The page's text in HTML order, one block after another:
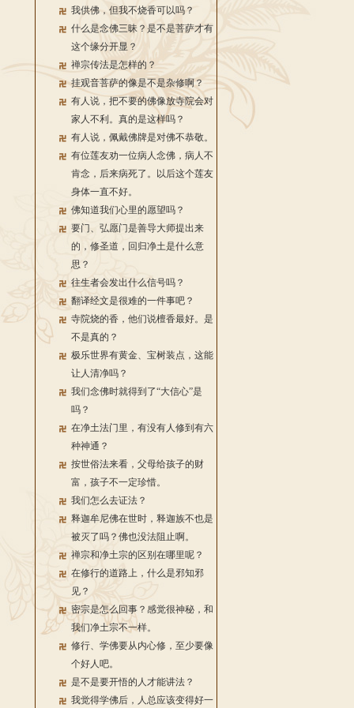
我供佛，但我不烧香可以吗？
什么是念佛三昧？是不是菩萨才有
这个缘分开显？
禅宗传法是怎样的？
挂观音菩萨的像是不是杂修啊？
有人说，把不要的佛像放寺院会对
家人不利。真的是这样吗？
有人说，佩戴佛牌是对佛不恭敬。
有位莲友劝一位病人念佛，病人不
肯念，后来病死了。以后这个莲友
身体一直不好。
佛知道我们心里的愿望吗？
要门、弘愿门是善导大师提出来
的，修圣道，回归净土是什么意
思？
往生者会发出什么信号吗？
翻译经文是很难的一件事吧？
寺院烧的香，他们说檀香最好。是
不是真的？
极乐世界有黄金、宝树装点，这能
让人清净吗？
我们念佛时就得到了“大信心”是
吗？
在净土法门里，有没有人修到有六
种神通？
按世俗法来看，父母给孩子的财
富，孩子不一定珍惜。
我们怎么去证法？
释迦牟尼佛在世时，释迦族不也是
被灭了吗？佛也没法阻止啊。
禅宗和净土宗的区别在哪里呢？
在修行的道路上，什么是邪知邪
见？
密宗是怎么回事？感觉很神秘，和
我们净土宗不一样。
修行、学佛要从内心修，至少要像
个好人吧。
是不是要开悟的人才能讲法？
我觉得学佛后，人总应该变得好一